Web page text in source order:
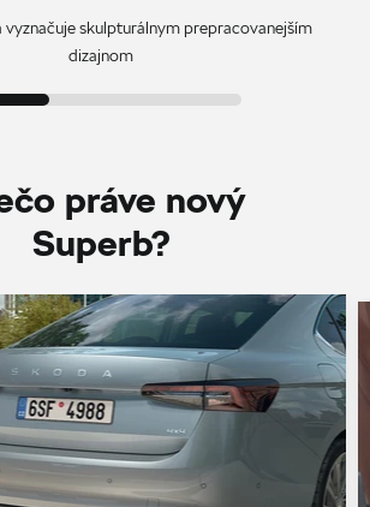
vyznačuje skulpturálnym prepracovanejším
dizajnom
práve nový
Superb?